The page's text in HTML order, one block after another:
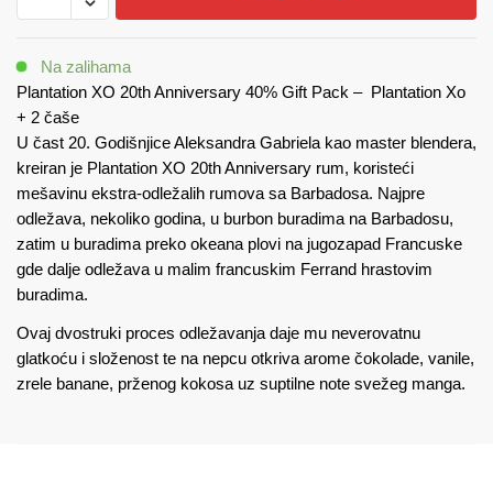
20th
40%
Gift
Pack
količina
Na zalihama
Plantation XO 20th Anniversary 40% Gift Pack – Plantation Xo
+ 2 čaše
U čast 20. Godišnjice Aleksandra Gabriela kao master blendera,
kreiran je Plantation XO 20th Anniversary rum, koristeći
mešavinu ekstra-odležalih rumova sa Barbadosa. Najpre
odležava, nekoliko godina, u burbon buradima na Barbadosu,
zatim u buradima preko okeana plovi na jugozapad Francuske
gde dalje odležava u malim francuskim Ferrand hrastovim
buradima.
Ovaj dvostruki proces odležavanja daje mu neverovatnu
glatkoću i složenost te na nepcu otkriva arome čokolade, vanile,
zrele banane, prženog kokosa uz suptilne note svežeg manga.